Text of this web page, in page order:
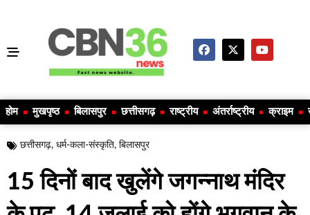
होम मुखपृष्ठ बिलासपुर छत्तीसगढ़ राष्ट्रीय अंतर्राष्ट्रीय क्राइम
छत्तीसगढ़, धर्म-कला-संस्कृति, बिलासपुर
15 दिनों बाद खुलेंगे जगन्नाथ मंदिर